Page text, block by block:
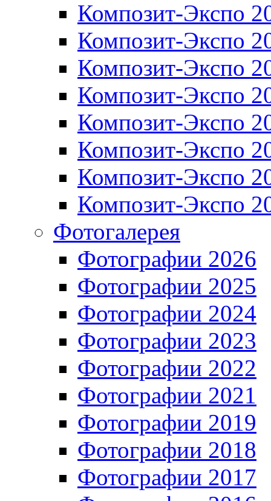
Композит-Экспо
Композит-Экспо
Композит-Экспо
Композит-Экспо
Композит-Экспо
Композит-Экспо
Композит-Экспо
Композит-Экспо
Фотогалерея
Фотографии 2026
Фотографии 2025
Фотографии 2024
Фотографии 2023
Фотографии 2022
Фотографии 2021
Фотографии 2019
Фотографии 2018
Фотографии 2017